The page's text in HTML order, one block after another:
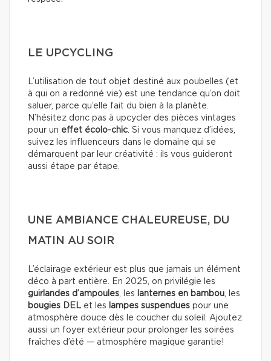
LE UPCYCLING
L’utilisation de tout objet destiné aux poubelles (et
à qui on a redonné vie) est une tendance qu’on doit
saluer, parce qu’elle fait du bien à la planète.
N’hésitez donc pas à upcycler des pièces vintages
pour un effet écolo-chic . Si vous manquez d’idées,
suivez les influenceurs dans le domaine qui se
démarquent par leur créativité : ils vous guideront
aussi étape par étape.
UNE AMBIANCE CHALEUREUSE, DU
MATIN AU SOIR
L’éclairage extérieur est plus que jamais un élément
déco à part entière. En 2025, on privilégie les
guirlandes d’ampoules , les lanternes en bambou , les
bougies DEL et les lampes suspendues pour une
atmosphère douce dès le coucher du soleil. Ajoutez
aussi un foyer extérieur pour prolonger les soirées
fraîches d’été — atmosphère magique garantie!